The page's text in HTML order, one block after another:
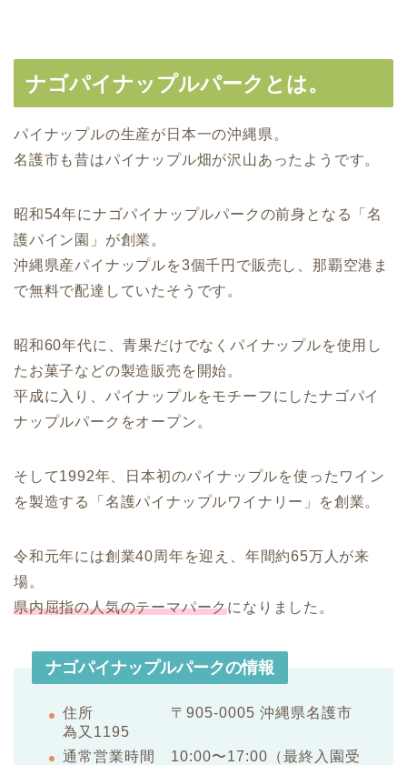
ナゴパイナップルパークとは。
パイナップルの生産が日本一の沖縄県。
名護市も昔はパイナップル畑が沢山あったようです。
昭和54年にナゴパイナップルパークの前身となる「名
護パイン園」が創業。
沖縄県産パイナップルを3個千円で販売し、那覇空港ま
で無料で配達していたそうです。
昭和60年代に、青果だけでなくパイナップルを使用し
たお菓子などの製造販売を開始。
平成に入り、パイナップルをモチーフにしたナゴパイ
ナップルパークをオープン。
そして1992年、日本初のパイナップルを使ったワイン
を製造する「名護パイナップルワイナリー」を創業。
令和元年には創業40周年を迎え、年間約65万人が来
場。
県内屈指の人気のテーマパークになりました。
ナゴパイナップルパークの情報
住所 〒905-0005 沖縄県名護市
為又1195
通常営業時間 10:00〜17:00（最終入園受